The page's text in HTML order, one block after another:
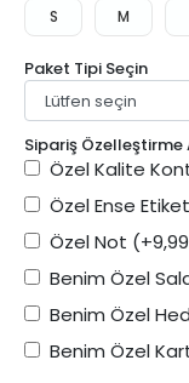
S M
Paket Tipi Seçin
Sipariş Özelleştirme
Özel Kalite
Özel Ense
Özel Not
Benim Özel
Benim Özel
Benim Özel